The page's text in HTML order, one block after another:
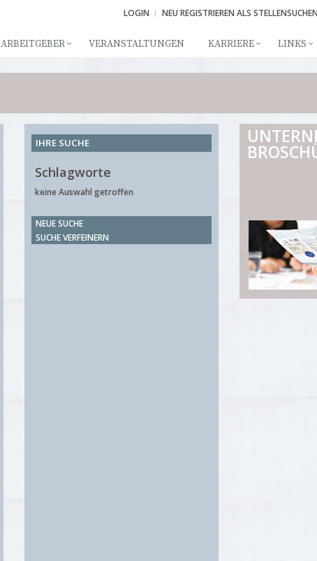
LOGIN NEU REGISTRIEREN ALS
ARBEITGEBER VERANSTALTUNGEN KARRIERE LINKS
IHRE SUCHE
Schlagworte
keine Auswahl getroffen
NEUE SUCHE
SUCHE VERFEINERN